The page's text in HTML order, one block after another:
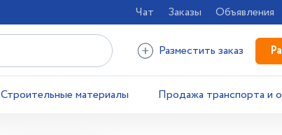
Чат Заказы Объявления
Разместить заказ
Строительные материалы Продажа транспорта и